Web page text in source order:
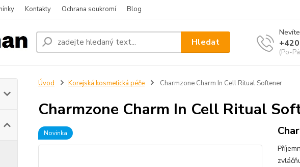
Kontakty Ochrana soukromí Blog
Hledat
(Po-
Úvod Korejská kosmetická péče Charmzone Charm In Cell Ritual Softener
Charmzone Charm In Cell Ritual
Novinka